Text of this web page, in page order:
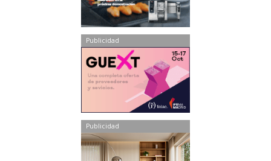
Publicidad
Publicidad